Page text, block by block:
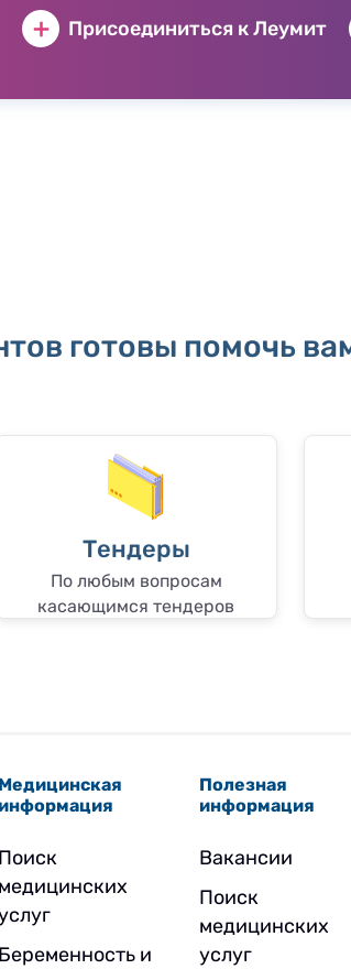
Присоединиться к Леумит
готовы помочь
Тендеры
По любым вопросам
касающимся тендеров
Медицинская
информация
Поиск
медицинских
Беременность и
Полезная
информация
Вакансии
Поиск
медицинских
услуг